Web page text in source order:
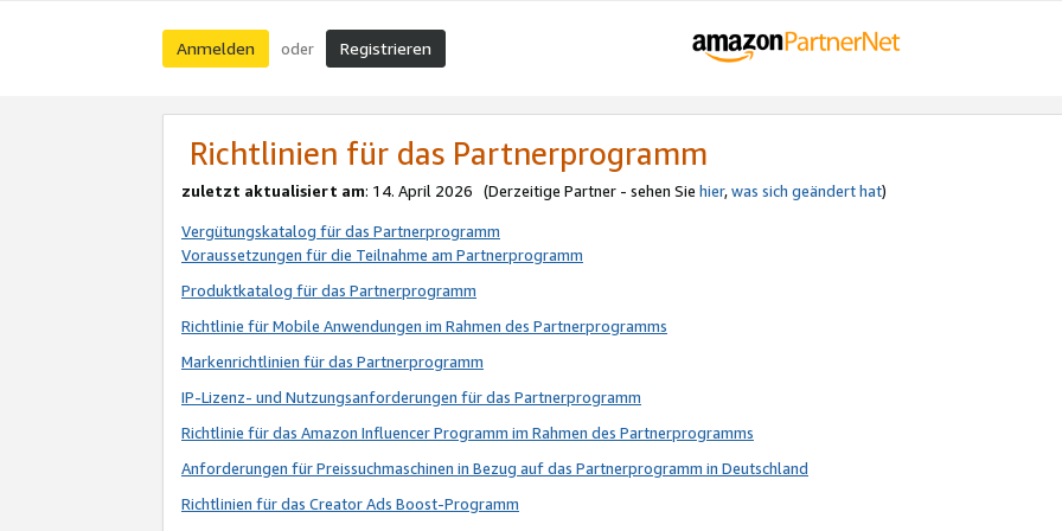
Anmelden oder Registrieren
Richtlinien für das Partnerprogramm
zuletzt aktualisiert am: 14. April 2026 (Derzeitige Partner - sehen Sie hier,was sich geändert hat)
Vergütungskatalog für das Partnerprogramm
Voraussetzungen für die Teilnahme am Partnerprogramm
Produktkatalog für das Partnerprogramm
Richtlinie für Mobile Anwendungen im Rahmen des Partnerprogramms
Markenrichtlinien für das Partnerprogramm
IP-Lizenz- und Nutzungsanforderungen für das Partnerprogramm
Richtlinie für das Amazon Influencer Programm im Rahmen des Partnerprogramms
Anforderungen für Preissuchmaschinen in Bezug auf das Partnerprogramm in Deutschland
Richtlinien für das Creator Ads Boost-Programm